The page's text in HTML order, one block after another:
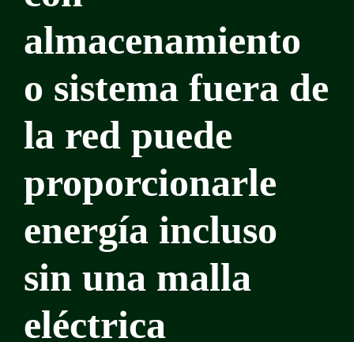
almacenamiento
o sistema fuera de
la red puede
proporcionarle
energía incluso
sin una malla
eléctrica